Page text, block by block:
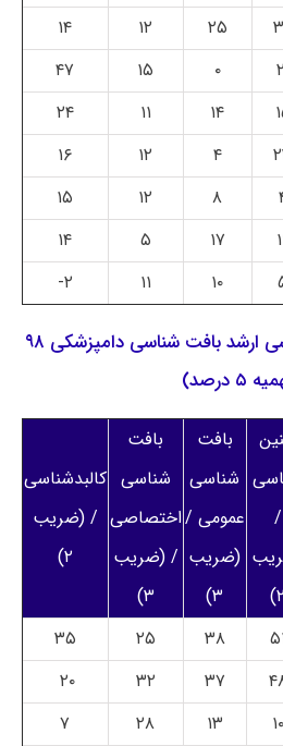
۲۵ ۱۲
۱۴
۰ ۱۵
۴۷
۱۴ ۱۱
۲۴
۴ ۱۲
۱۶
۸ ۱۲
۱۵
۱۷ ۵
۱۴
۱۰ ۱۱ ۲-
نمونه کارنامه های کارشناسی ارشد بافت شناسی دامپزشکی ۹۸
درصد)
/
۲)
بافت
شناسی
عمومی /
(ضریب
۳)
بافت
شناسی
اختصاصی
/ (ضریب
۳)
کالبدشناسی
/ (ضریب
۲)
۳۸ ۲۵
۳۵
۳۷ ۳۲
۲۰
۱۰ ۱۳ ۲۸
۷